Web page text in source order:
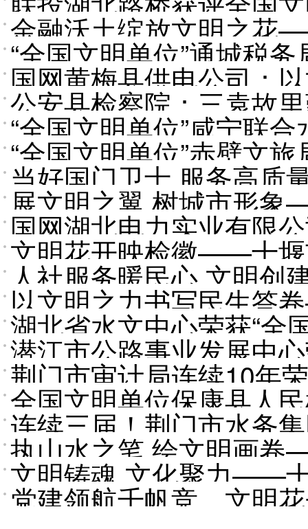
金融沃土绽放文明之花
质量发展纪实
“全国文明单位”通城税
国网黄梅县供电公司：
公安县检察院：三袁故
“全国文明单位”咸宁联
“全国文明单位”赤壁文
当好国门卫士 服务高
纪略
展文明之翼 树城市形
全国文明单位纪略
国网湖北电力实业有限
企文明答卷
文明花开映检徽——十堰
纪实
人社服务暖民心 文明
明单位纪略
以文明之力书写民生答
膺“全国文明单位”纪实
湖北省水文中心荣获“全
潜江市公路事业发展中
荆门市审计局连续10年
全国文明单位保康县人
连续三届！荆门市水务
执山水之笔 绘文明画
全国文明单位纪略
文明铸魂 文化聚力——
党建领航千帆竞，文明